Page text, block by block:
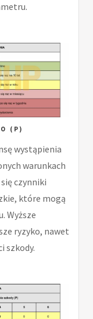
(P)
wystąpienia
warunkach
czynniki
które mogą
Wyższe
ryzyko, nawet
szkody.